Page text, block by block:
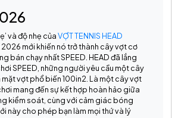
và độ nhẹ củaVỢT TENNIS HEAD
2026 mới khiến nó trở thành cây vợt cơ
bán chạy nhất SPEED. HEAD đã lắng
SPEED, những người yêu cầu một cây
vợt phổ biến 100in2. Là một cây vợt
mang đến sự kết hợp hoàn hảo giữa
kiểm soát, cùng với cảm giác bóng
này cho phép bạn làm mọi thứ và lý